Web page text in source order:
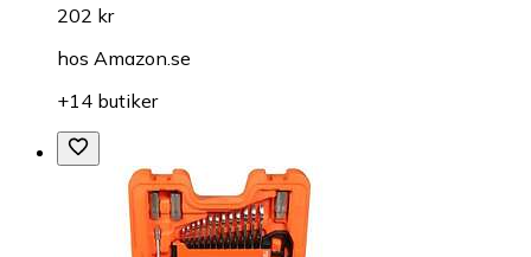
202 kr
hos Amazon.se
+14 butiker